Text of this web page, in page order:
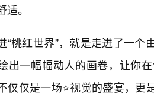
适。
“桃红世界”，就是走进了一
出一幅幅动人的画卷，让你
仅仅是一场⭐视觉的盛宴，